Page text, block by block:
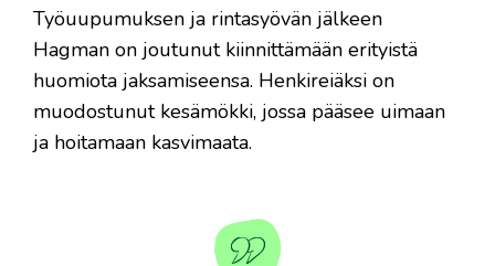
Työuupumuksen ja rintasyövän jälkeen
Hagman on joutunut kiinnittämään erityistä
huomiota jaksamiseensa. Henkireiäksi on
muodostunut kesämökki, jossa pääsee uimaan
ja hoitamaan kasvimaata.